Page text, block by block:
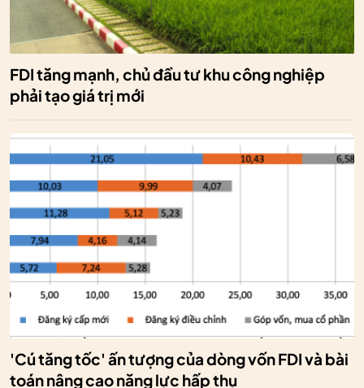
FDI tăng mạnh, chủ đầu tư khu công nghiệp
phải tạo giá trị mới
'Cú tăng tốc' ấn tượng của dòng vốn FDI và bài
toán nâng cao năng lực hấp thụ